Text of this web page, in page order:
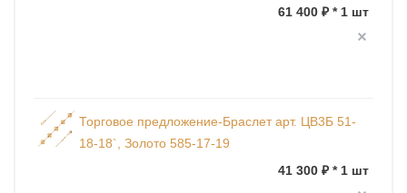
61 400 ₽ * 1 шт
Торговое предложение-Браслет арт. ЦВ3Б 51-
18-18`, Золото 585-17-19
41 300 ₽ * 1 шт